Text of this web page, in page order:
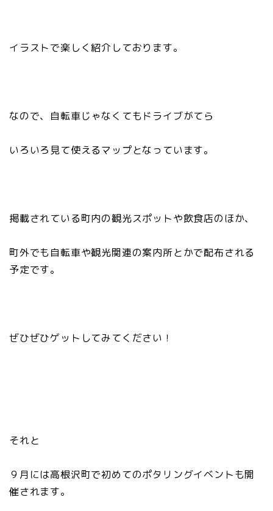
イラストで楽しく紹介しております。
なので、自転車じゃなくてもドライブがてら
いろいろ見て使えるマップとなっています。
掲載されている町内の観光スポットや飲食店のほか、
町外でも自転車や観光関連の案内所とかで配布される
予定です。
ぜひぜひゲットしてみてください！
それと
９月には高根沢町で初めてのポタリングイベントも開
催されます。